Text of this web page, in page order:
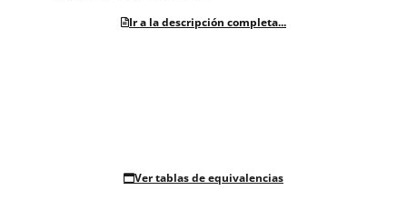
Ir a la descripción completa...
Ver tablas de equivalencias